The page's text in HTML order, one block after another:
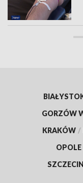
GORZÓW
KRAKÓW /
OPOLE
SZCZECIN